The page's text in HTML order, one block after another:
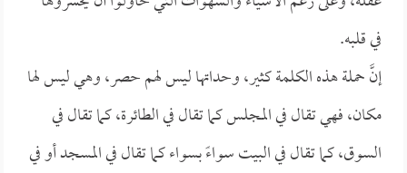
في قلبه.
إنَّ حملة هذه الكلمة كثير، وحداتها ليس لهم حصر، وهي ليس لها
مكان، فهي تقال في المجلس كما تقال في الطائرة، كما تقال في
السوق، كما تقال في البيت سواءً بسواء كما تقال في المسجد أو في